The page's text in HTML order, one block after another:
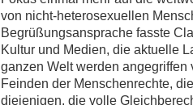
von nicht-heterosexuellen
Begrüßungsansprache fasste
Kultur und Medien, die aktuelle
ganzen Welt werden angegriffen
Feinden der Menschenrechte,
diejenigen, die volle